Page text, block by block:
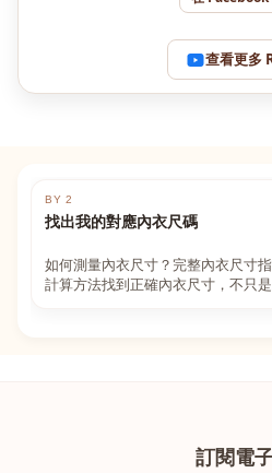
查看更多
BY 2
找出我的對應內衣尺碼
如何測量內衣尺寸？完整內衣尺寸
計算方法找到正確內衣尺寸，不只
訂閱電